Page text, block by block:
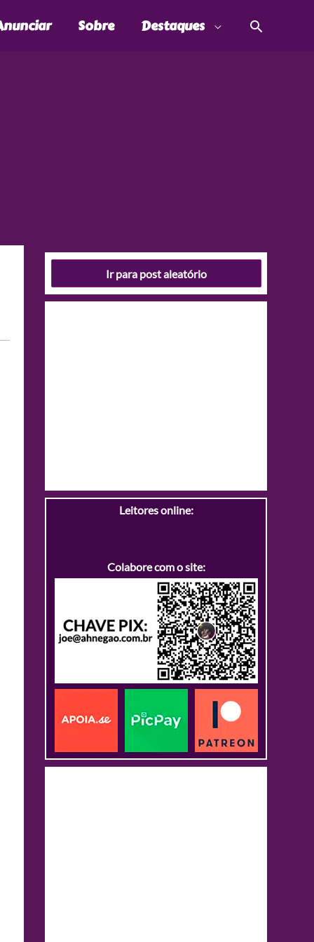
Sobre Destaques
Ir para post aleatório
Leitores online:
Colabore com o site: